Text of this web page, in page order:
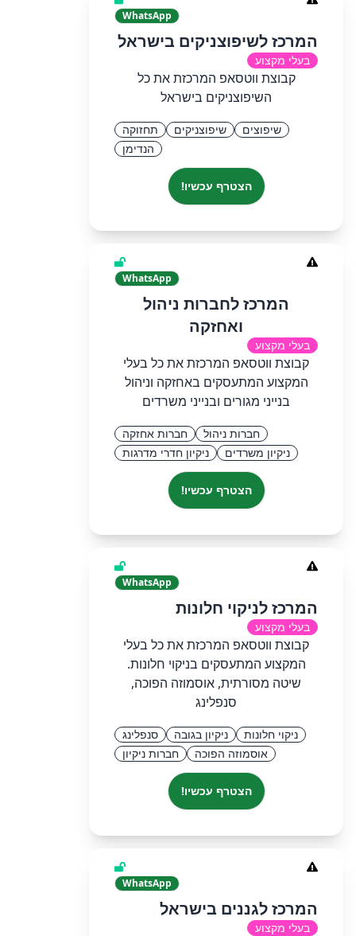
WhatsApp
המרכז לשיפוצניקים בישראל
בעלי מקצוע
קבוצת ווטסאפ המרכזת את כל
השיפוצניקים בישראל
שיפוצים שיפוצניקים
תחזוקה
הנדימן
הצטרף עכשיו!
WhatsApp
המרכז לחברות ניהול
ואחזקה
בעלי מקצוע
קבוצת ווטסאפ המרכזת את כל בעלי
המקצוע המתעסקים באחזקה וניהול
בנייני מגורים ובנייני משרדים
חברות ניהול
חברות אחזקה
ניקיון משרדים
ניקיון חדרי מדרגות
הצטרף עכשיו!
WhatsApp
המרכז לניקוי חלונות
בעלי מקצוע
קבוצת ווטסאפ המרכזת את כל בעלי
המקצוע המתעסקים בניקוי חלונות.
שיטה מסורתית, אוסמוזה הפוכה,
סנפלינג
ניקוי חלונות ניקיון בגובה
סנפלינג
אוסמוזה הפוכה
חברות ניקיון
הצטרף עכשיו!
WhatsApp
המרכז לגננים בישראל
בעלי מקצוע